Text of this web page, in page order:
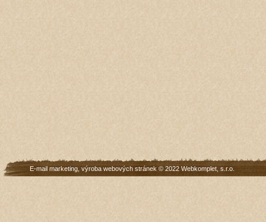
E-mail marketing výroba webových stránek © 2022 Webkomplet, s.r.o.